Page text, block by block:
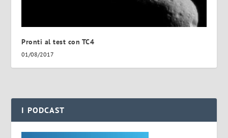
Pronti al test con TC4
01/08/2017
I PODCAST